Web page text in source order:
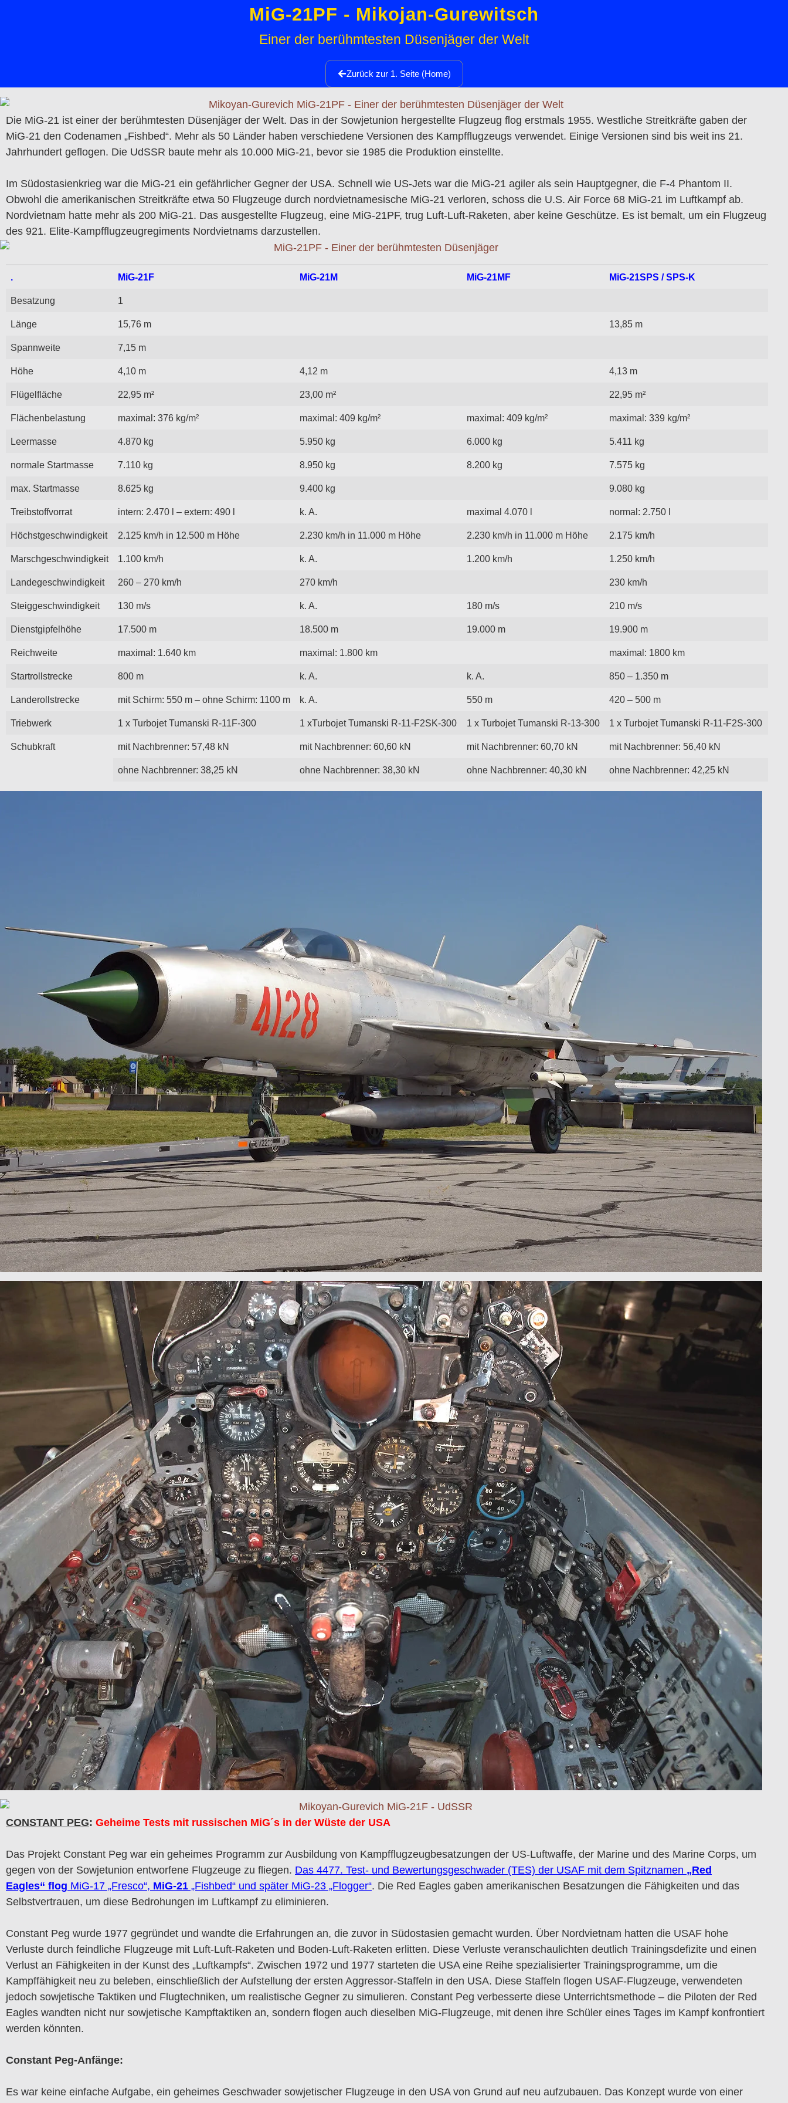
MiG-21PF - Mikojan-Gurewitsch
Einer der berühmtesten Düsenjäger der Welt
Zurück zur 1. Seite (Home)
Die MiG-21 ist einer der berühmtesten Düsenjäger der Welt. Das in der Sowjetunion hergestellte Flugzeug flog erstmals 1955. Westliche Streitkräfte gaben der
MiG-21 den Codenamen „Fishbed“. Mehr als 50 Länder haben verschiedene Versionen des Kampfflugzeugs verwendet. Einige Versionen sind bis weit ins 21.
Jahrhundert geflogen. Die UdSSR baute mehr als 10.000 MiG-21, bevor sie 1985 die Produktion einstellte.
Im Südostasienkrieg war die MiG-21 ein gefährlicher Gegner der USA. Schnell wie US-Jets war die MiG-21 agiler als sein Hauptgegner, die F-4 Phantom II.
Obwohl die amerikanischen Streitkräfte etwa 50 Flugzeuge durch nordvietnamesische MiG-21 verloren, schoss die U.S. Air Force 68 MiG-21 im Luftkampf ab.
Nordvietnam hatte mehr als 200 MiG-21. Das ausgestellte Flugzeug, eine MiG-21PF, trug Luft-Luft-Raketen, aber keine Geschütze. Es ist bemalt, um ein Flugzeug
des 921. Elite-Kampfflugzeugregiments Nordvietnams darzustellen.
MiG-21F MiG-21M MiG-21MF MiG-21SPS / SPS-K
Besatzung 1
Länge 15,76 m 13,85 m
Spannweite 7,15 m
Höhe 4,10 m 4,12 m 4,13 m
Flügelfläche 22,95 m² 23,00 m² 22,95 m²
Flächenbelastung maximal: 376 kg/m² maximal: 409 kg/m² maximal: 409 kg/m² maximal: 339 kg/m²
Leermasse 4.870 kg 5.950 kg 6.000 kg 5.411 kg
normale Startmasse 7.110 kg 8.950 kg 8.200 kg 7.575 kg
max. Startmasse 8.625 kg 9.400 kg 9.080 kg
Treibstoffvorrat intern: 2.470 l – extern: 490 l k. A. maximal 4.070 l normal: 2.750 l
Höchstgeschwindigkeit 2.125 km/h in 12.500 m Höhe 2.230 km/h in 11.000 m Höhe 2.230 km/h in 11.000 m Höhe 2.175 km/h
Marschgeschwindigkeit 1.100 km/h k. A. 1.200 km/h 1.250 km/h
Landegeschwindigkeit 260 – 270 km/h 270 km/h 230 km/h
Steiggeschwindigkeit 130 m/s k. A. 180 m/s 210 m/s
Dienstgipfelhöhe 17.500 m 18.500 m 19.000 m 19.900 m
Reichweite maximal: 1.640 km maximal: 1.800 km maximal: 1800 km
Startrollstrecke 800 m k. A. k. A. 850 – 1.350 m
Landerollstrecke mit Schirm: 550 m – ohne Schirm: 1100 m k. A. 550 m 420 – 500 m
Triebwerk 1 x Turbojet Tumanski R-11F-300 1 xTurbojet Tumanski R-11-F2SK-300 1 x Turbojet Tumanski R-13-300 1 x Turbojet Tumanski R-11-F2S-300
Schubkraft mit Nachbrenner: 57,48 kN mit Nachbrenner: 60,60 kN mit Nachbrenner: 60,70 kN mit Nachbrenner: 56,40 kN
ohne Nachbrenner: 38,25 kN ohne Nachbrenner: 38,30 kN ohne Nachbrenner: 40,30 kN ohne Nachbrenner: 42,25 kN
CONSTANT PEG: Geheime Tests mit russischen MiG´s in der Wüste der USA
Das Projekt Constant Peg war ein geheimes Programm zur Ausbildung von Kampfflugzeugbesatzungen der US-Luftwaffe, der Marine und des Marine Corps, um
gegen von der Sowjetunion entworfene Flugzeuge zu fliegen. Das 4477. Test- und Bewertungsgeschwader (TES) der USAF mit dem Spitznamen „Red
Eagles“ flog MiG-17 „Fresco“, MiG-21 „Fishbed“ und später MiG-23 „Flogger“. Die Red Eagles gaben amerikanischen Besatzungen die Fähigkeiten und das
Selbstvertrauen, um diese Bedrohungen im Luftkampf zu eliminieren.
Constant Peg wurde 1977 gegründet und wandte die Erfahrungen an, die zuvor in Südostasien gemacht wurden. Über Nordvietnam hatten die USAF hohe
Verluste durch feindliche Flugzeuge mit Luft-Luft-Raketen und Boden-Luft-Raketen erlitten. Diese Verluste veranschaulichten deutlich Trainingsdefizite und einen
Verlust an Fähigkeiten in der Kunst des „Luftkampfs“. Zwischen 1972 und 1977 starteten die USA eine Reihe spezialisierter Trainingsprogramme, um die
Kampffähigkeit neu zu beleben, einschließlich der Aufstellung der ersten Aggressor-Staffeln in den USA. Diese Staffeln flogen USAF-Flugzeuge, verwendeten
jedoch sowjetische Taktiken und Flugtechniken, um realistische Gegner zu simulieren. Constant Peg verbesserte diese Unterrichtsmethode – die Piloten der Red
Eagles wandten nicht nur sowjetische Kampftaktiken an, sondern flogen auch dieselben MiG-Flugzeuge, mit denen ihre Schüler eines Tages im Kampf konfrontiert
werden könnten.
Constant Peg-Anfänge:
Es war keine einfache Aufgabe, ein geheimes Geschwader sowjetischer Flugzeuge in den USA von Grund auf neu aufzubauen. Das Konzept wurde von einer